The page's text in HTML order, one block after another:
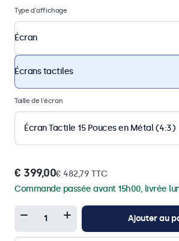
Type d'affichage
Écran
Écrans tactiles
Taille de l'écran
Écran Tactile 15 Pouces en Métal (4:3)
€ 399,00€ 482,79 TTC
Commande passée avant 15h00, livrée
Ajouter au